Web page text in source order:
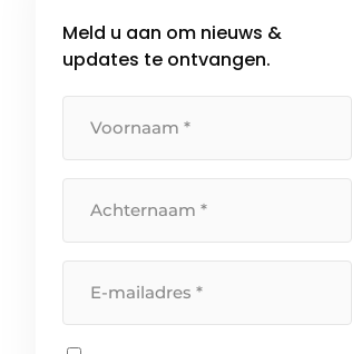
Meld u aan om nieuws &
updates te ontvangen.